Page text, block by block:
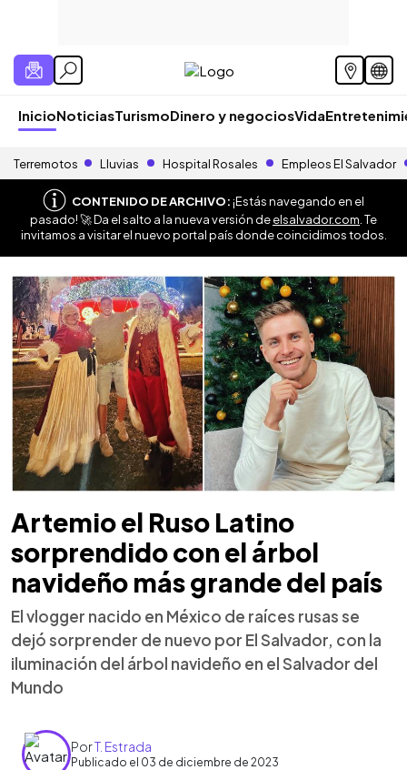
InicioNoticiasTurismoDinero y negociosVida
Terremotos Lluvias Hospital Rosales Empleos El Salvador
CONTENIDO DE ARCHIVO:¡Estás navegando en el
pasado! 🚀 Da el salto a la nueva versión deelsalvador.com . Te
invitamos a visitar el nuevo portal país donde coincidimos todos.
Artemio el Ruso Latino
sorprendido con el árbol
navideño más grande del país
El vlogger nacido en México de raíces rusas se
dejó sorprender de nuevo por El Salvador, con la
iluminación del árbol navideño en el Salvador del
Mundo
PorT. Estrada
Publicado el 03 de diciembre de 2023